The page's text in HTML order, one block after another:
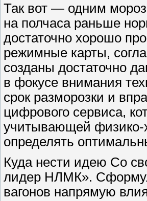
Так вот — одним
на полчаса раньше
достаточно хорошо
режимные карты,
созданы достаточно
в фокусе внимания
срок разморозки и
цифрового сервиса,
учитывающей физико-
определять
Куда нести идею Со
лидер НЛМК».
вагонов напрямую